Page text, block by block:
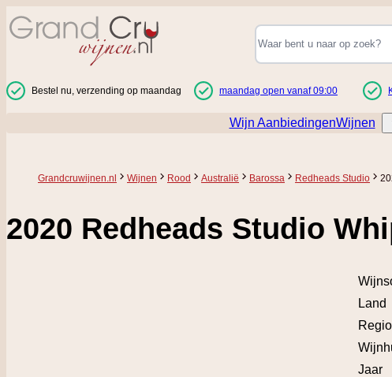
Ga naar de inhoud
Bestel nu, verzending op maandag maandag open vanaf 09:00
Wijn AanbiedingenWijnen
Grandcruwijnen.nl Wijnen Rood Australië Barossa Redheads Studio
2020 Redheads Studio
Land
Regio
Jaar